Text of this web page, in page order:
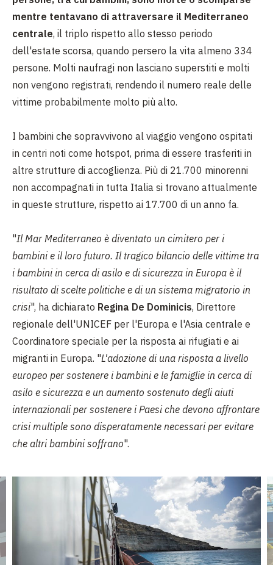
mentre tentavano di attraversare il Mediterraneo
centrale, il triplo rispetto allo stesso periodo
dell'estate scorsa, quando persero la vita almeno 334
persone. Molti naufragi non lasciano superstiti e molti
non vengono registrati, rendendo il numero reale delle
vittime probabilmente molto più alto.
I bambini che sopravvivono al viaggio vengono ospitati
in centri noti come hotspot, prima di essere trasferiti in
altre strutture di accoglienza. Più di 21.700 minorenni
non accompagnati in tutta Italia si trovano attualmente
in queste strutture, rispetto ai 17.700 di un anno fa.
"Il Mar Mediterraneo è diventato un cimitero per i
bambini e il loro futuro. Il tragico bilancio delle vittime tra
i bambini in cerca di asilo e di sicurezza in Europa è il
risultato di scelte politiche e di un sistema migratorio in
crisi", ha dichiarato Regina De Dominicis, Direttore
regionale dell'UNICEF per l'Europa e l'Asia centrale e
Coordinatore speciale per la risposta ai rifugiati e ai
migranti in Europa. "L'adozione di una risposta a livello
europeo per sostenere i bambini e le famiglie in cerca di
asilo e sicurezza e un aumento sostenuto degli aiuti
internazionali per sostenere i Paesi che devono affrontare
crisi multiple sono disperatamente necessari per evitare
che altri bambini soffrano".